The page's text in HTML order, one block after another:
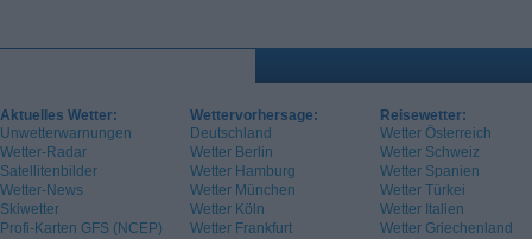
Aktuelles Wetter:
Unwetterwarnungen
Wetter-Radar
Satellitenbilder
Wetter-News
Skiwetter
Profi-Karten GFS (NCEP)
Wettervorhersage:
Deutschland
Wetter Berlin
Wetter Hamburg
Wetter München
Wetter Köln
Wetter Frankfurt
Reisewetter:
Wetter Österreich
Wetter Schweiz
Wetter Spanien
Wetter Türkei
Wetter Italien
Wetter Griechenland